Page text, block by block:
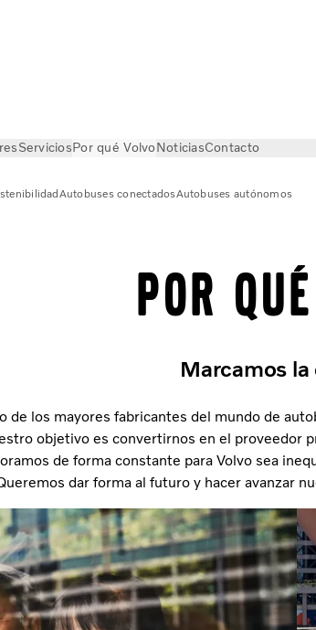
ServiciosPor qué VolvoNoticiasContacto
Autobuses conectadosAutobuses autónomos
Por
Marcamos
de los mayores fabricantes del mundo de
objetivo es convertirnos en el proveedor
de forma constante para Volvo sea
dar forma al futuro y hacer avanzar